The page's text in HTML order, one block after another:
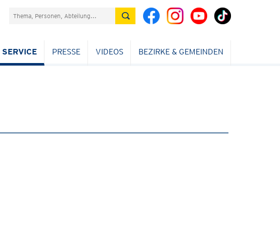
Suchefeld
SERVICE PRESSE VIDEOS BEZIRKE & GEMEINDEN